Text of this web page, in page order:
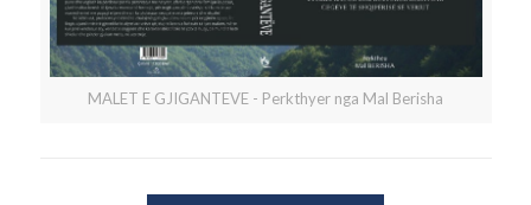
MALET E GJIGANTEVE - Perkthyer nga Mal Berisha